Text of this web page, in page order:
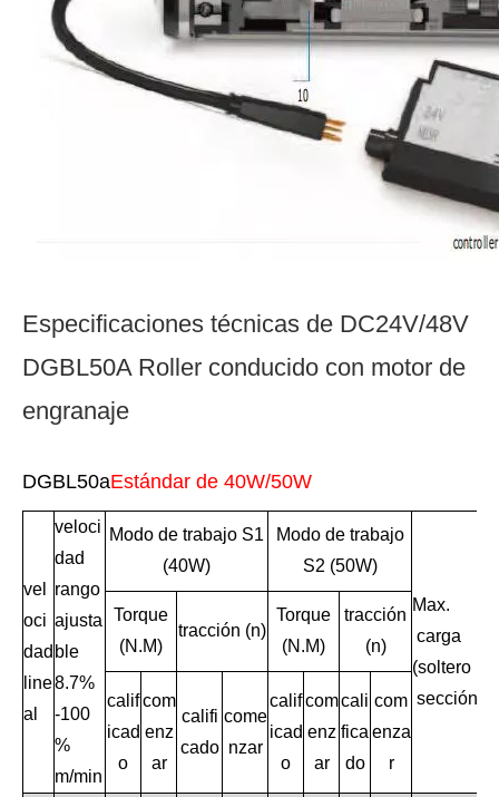
Especificaciones técnicas de DC24V/48V
DGBL50A Roller conducido con motor de
engranaje
DGBL50aEstándar de 40W/50W
vel
oci
dad
line
al
veloci
dad
rango
ajusta
ble
8.7%
-100
%
m/min
Modo de trabajo S1
(40W)
Modo de trabajo
S2 (50W)
Max.
carga
(soltero
sección)
Torque
(N.M)
tracción (n)
Torque
(N.M)
tracción
(n)
calif
icad
o
com
enz
ar
califi
cado
come
nzar
calif
icad
o
com
enz
ar
cali
fica
do
com
enza
r